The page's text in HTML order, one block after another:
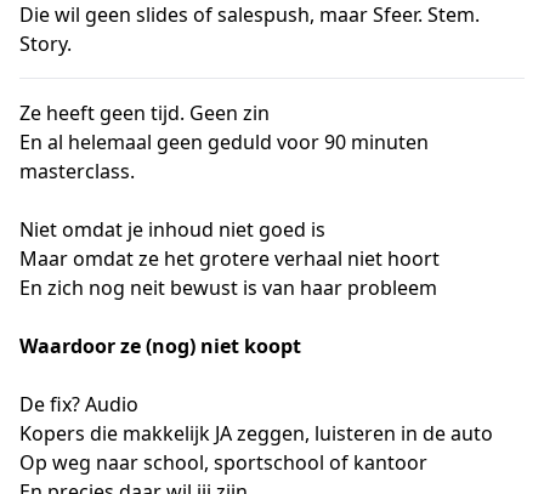
Die wil geen slides of salespush, maar Sfeer. Stem.
Story.
Ze heeft geen tijd. Geen zin
En al helemaal geen geduld voor 90 minuten
masterclass.
Niet omdat je inhoud niet goed is
Maar omdat ze het grotere verhaal niet hoort
En zich nog neit bewust is van haar probleem
Waardoor ze (nog) niet koopt
De fix? Audio
Kopers die makkelijk JA zeggen, luisteren in de auto
Op weg naar school, sportschool of kantoor